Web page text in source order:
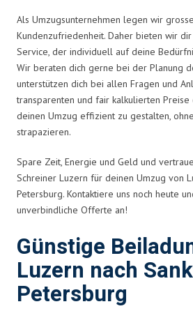
Als Umzugsunternehmen legen wir
Kundenzufriedenheit. Daher bieten wir
Service, der individuell auf deine
Wir beraten dich gerne bei der Planung
unterstützen dich bei allen Fragen und
transparenten und fair kalkulierten
deinen Umzug effizient zu gestalten,
strapazieren.
Spare Zeit, Energie und Geld und
Schreiner Luzern für deinen Umzug von
Petersburg. Kontaktiere uns noch heute
unverbindliche Offerte an!
Günstige
Luzern nach
Petersburg